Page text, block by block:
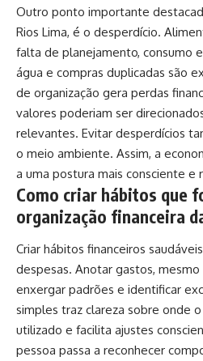
Outro ponto importante
Rios Lima, é o desperdício.
falta de planejamento, consumo
água e compras duplicadas são
de organização gera perdas
valores poderiam ser
relevantes. Evitar desperdícios
o meio ambiente. Assim, a
a uma postura mais consciente e
Como criar hábitos que
organização financeira
Criar hábitos financeiros
despesas. Anotar gastos, mesmo
enxergar padrões e identificar
simples traz clareza sobre onde
utilizado e facilita ajustes
pessoa passa a reconhecer